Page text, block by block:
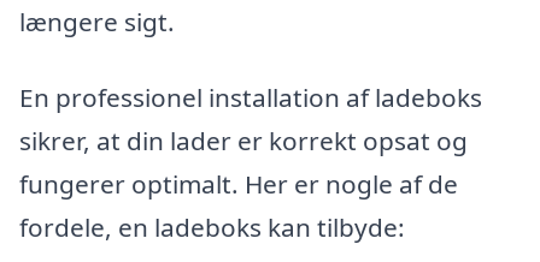
længere sigt.
En professionel installation af ladeboks
sikrer, at din lader er korrekt opsat og
fungerer optimalt. Her er nogle af de
fordele, en ladeboks kan tilbyde: